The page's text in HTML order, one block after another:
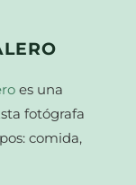
es una
fotógrafa
comida,